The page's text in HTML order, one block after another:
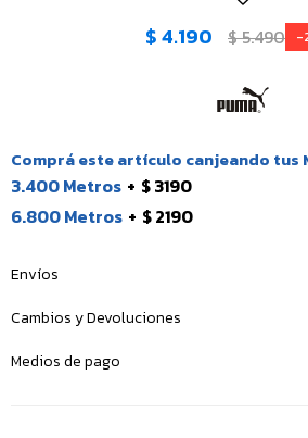
$4.190 $5.490
Comprá este artículo canjeando tus
3.400 Metros $ 3190
6.800 Metros $ 2190
Envíos
Cambios y Devoluciones
Medios de pago